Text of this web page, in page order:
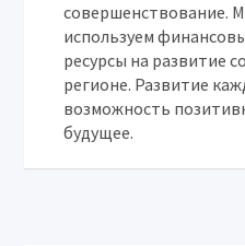
совершенствование.
используем
ресурсы на развитие
регионе. Развитие
возможность
будущее.